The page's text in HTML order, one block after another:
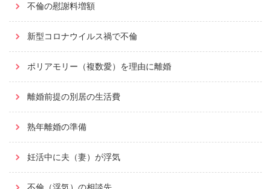
不倫の慰謝料増額
新型コロナウイルス禍で不倫
ポリアモリー（複数愛）を理由に離婚
離婚前提の別居の生活費
熟年離婚の準備
妊活中に夫（妻）が浮気